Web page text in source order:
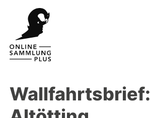
Wallfahrtsbrief: